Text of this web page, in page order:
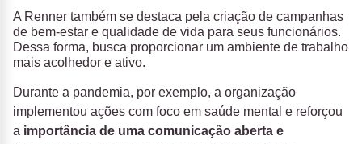
A Renner também se destaca pela criação de campanhas
de bem-estar e qualidade de vida para seus funcionários.
Dessa forma, busca proporcionar um ambiente de trabalho
mais acolhedor e ativo.
Durante a pandemia, por exemplo, a organização
implementou ações com foco em saúde mental e reforçou
a importância de uma comunicação aberta e